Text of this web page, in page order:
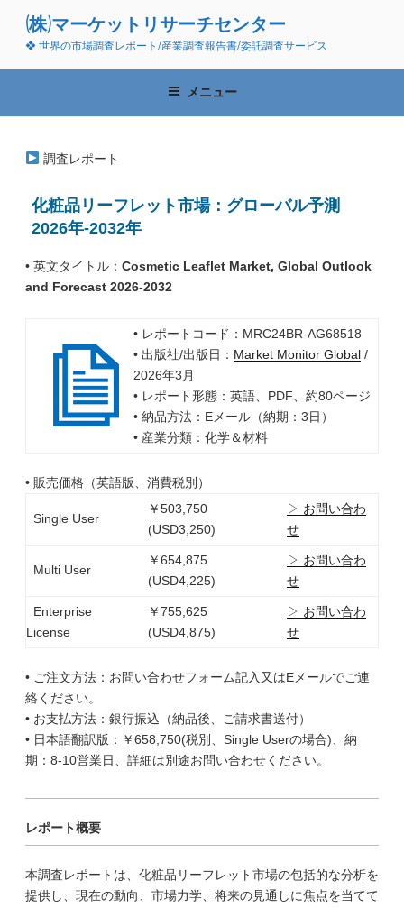
ン
(株)マーケットリサーチセンター
❖ 世界の市場調査レポート/産業調査報告書/委託調査サービス
メニュー
調査レポート
化粧品リーフレット市場：グローバル予測
2026年-2032年
• 英文タイトル： Cosmetic Leaflet Market, Global Outlook
and Forecast 2026-2032
• レポートコード：MRC24BR-AG68518
• 出版社/出版日： Market Monitor Global/
2026年3月
• レポート形態：英語、PDF、約80ページ
• 納品方法：Eメール（納期：3日）
• 産業分類：化学＆材料
• 販売価格（英語版、消費税別）
Single User
￥503,750
(USD3,250)
▷ お問い合わ
せ
Multi User
￥654,875
(USD4,225)
▷ お問い合わ
せ
Enterprise
License
￥755,625
(USD4,875)
▷ お問い合わ
せ
• ご注文方法：お問い合わせフォーム記入又はEメールでご連
絡ください。
• お支払方法：銀行振込（納品後、ご請求書送付）
• 日本語翻訳版：￥658,750(税別、Single Userの場合)、納
期：8-10営業日、詳細は別途お問い合わせください。
レポート概要
本調査レポートは、化粧品リーフレット市場の包括的な分析を
提供し、現在の動向、市場力学、将来の見通しに焦点を当てて